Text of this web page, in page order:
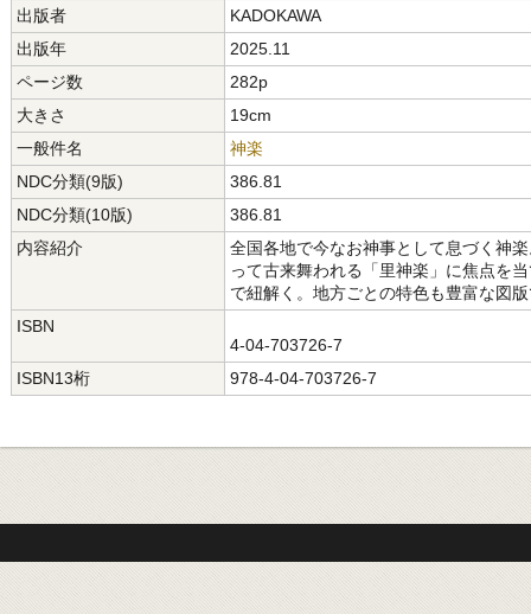
出版者
KADOKAWA
出版年
2025.11
ページ数
282p
大きさ
19cm
一般件名
神楽
NDC分類(9版)
386.81
NDC分類(10版)
386.81
内容紹介
全国各地で今なお神事として息づく神
って古来舞われる「里神楽」に焦点を
で紐解く。地方ごとの特色も豊富な図
ISBN
4-04-703726-7
ISBN13桁
978-4-04-703726-7